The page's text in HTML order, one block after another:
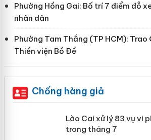
Phường Hồng Gai: Bố trí 7 điểm đỗ
nhân dân
Phường Tam Thắng (TP HCM): Trao
Thiền viện Bồ Đề
Chống hàng giả
Lào Cai xử lý 83 vụ
mại trong tháng 7